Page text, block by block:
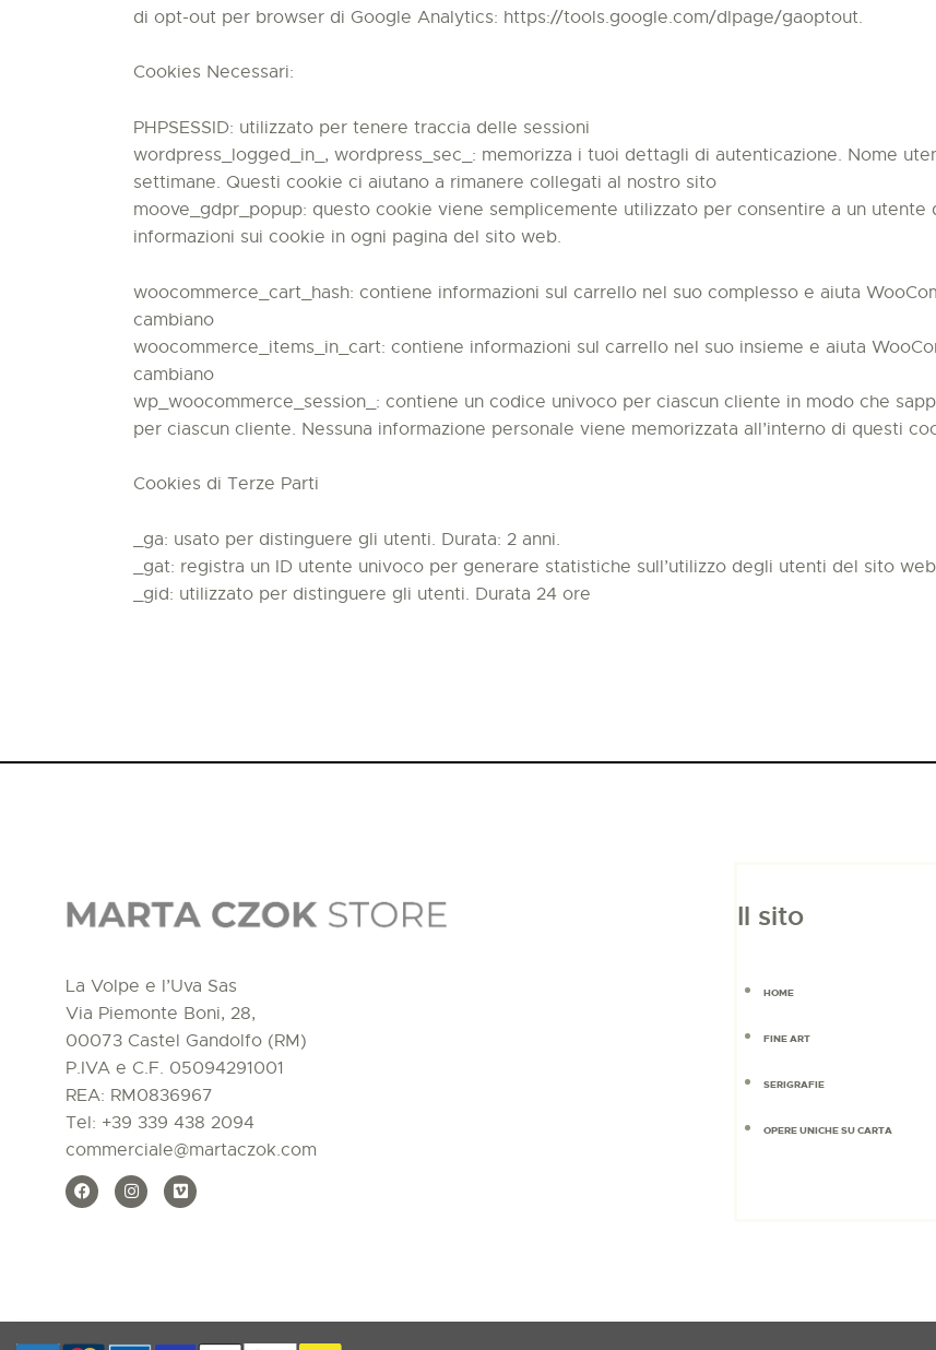
di opt-out per browser di Google Analytics: https://tools.google.com/dlpage/gaoptout.
Cookies Necessari:
PHPSESSID: utilizzato per tenere traccia delle sessioni
wordpress_logged_in_, wordpress_sec_: memorizza i tuoi dettagli di autenticazione. Nome
settimane. Questi cookie ci aiutano a rimanere collegati al nostro sito
moove_gdpr_popup: questo cookie viene semplicemente utilizzato per consentire a un utente
informazioni sui cookie in ogni pagina del sito web.
woocommerce_cart_hash: contiene informazioni sul carrello nel suo complesso e aiuta
cambiano
woocommerce_items_in_cart: contiene informazioni sul carrello nel suo insieme e aiuta
cambiano
wp_woocommerce_session_: contiene un codice univoco per ciascun cliente in modo che
per ciascun cliente. Nessuna informazione personale viene memorizzata all’interno di questi
Cookies di Terze Parti
_ga: usato per distinguere gli utenti. Durata: 2 anni.
_gat: registra un ID utente univoco per generare statistiche sull’utilizzo degli utenti del sito
_gid: utilizzato per distinguere gli utenti. Durata 24 ore
La Volpe e l’Uva Sas
Via Piemonte Boni, 28,
00073 Castel Gandolfo (RM)
P.IVA e C.F. 05094291001
REA: RM0836967
Tel: +39 339 438 2094
commerciale@martaczok.com
Il sito
HOME
FINE ART
SERIGRAFIE
OPERE UNICHE SU CARTA